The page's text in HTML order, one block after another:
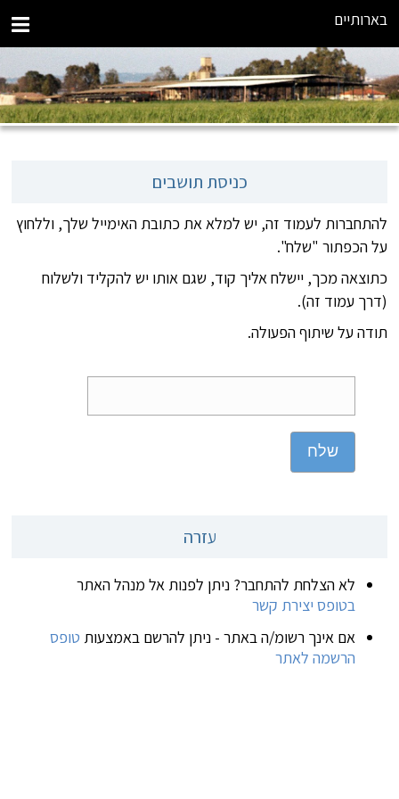
בארותיים
כניסת תושבים
להתחברות לעמוד זה, יש למלא את כתובת האימייל שלך, וללחוץ
על הכפתור "שלח".
כתוצאה מכך, יישלח אליך קוד, שגם אותו יש להקליד ולשלוח
(דרך עמוד זה).
תודה על שיתוף הפעולה.
שלח
עזרה
לא הצלחת להתחבר? ניתן לפנות אל מנהל האתר
בטופס יצירת קשר
אם אינך רשומ/ה באתר - ניתן להרשם באמצעות טופס
הרשמה לאתר